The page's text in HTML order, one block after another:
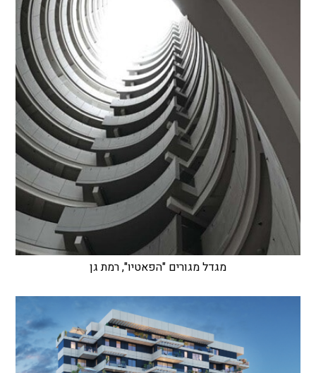
מגדל מגורים "הפאטיו", רמת גן